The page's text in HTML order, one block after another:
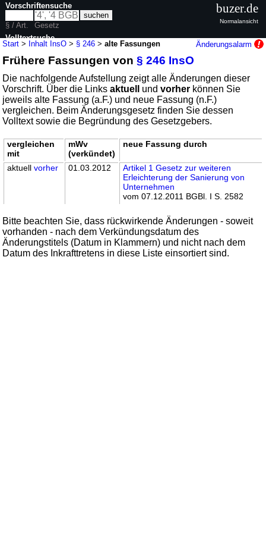
Start > Inhalt InsO > § 246 >alte Fassungen Änderungsalarm
Frühere Fassungen von§ 246 InsO
Die nachfolgende Aufstellung zeigt alle Änderungen dieser
Vorschrift. Über die Linksaktuell undvorher können Sie
jeweils alte Fassung (a.F.) und neue Fassung (n.F.)
vergleichen. Beim Änderungsgesetz finden Sie dessen
Volltext sowie die Begründung des Gesetzgebers.
vergleichen
mit
mWv
(verkündet)
neue Fassung durch
aktuellvorher 01.03.2012
Artikel 1 Gesetz zur weiteren
Erleichterung der Sanierung von
Unternehmen
vom 07.12.2011 BGBl. I S. 2582
Bitte beachten Sie, dass rückwirkende Änderungen - soweit
vorhanden - nach dem Verkündungsdatum des
Änderungstitels (Datum in Klammern) und nicht nach dem
Datum des Inkrafttretens in diese Liste einsortiert sind.
Vorschriftensuche
§ / Art.
Gesetz
Volltextsuche
nur in InsO
buzer.de
Normalansicht